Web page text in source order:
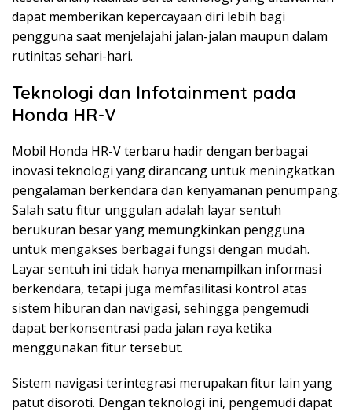
dapat memberikan kepercayaan diri lebih bagi
pengguna saat menjelajahi jalan-jalan maupun dalam
rutinitas sehari-hari.
Teknologi dan Infotainment pada
Honda HR-V
Mobil Honda HR-V terbaru hadir dengan berbagai
inovasi teknologi yang dirancang untuk meningkatkan
pengalaman berkendara dan kenyamanan penumpang.
Salah satu fitur unggulan adalah layar sentuh
berukuran besar yang memungkinkan pengguna
untuk mengakses berbagai fungsi dengan mudah.
Layar sentuh ini tidak hanya menampilkan informasi
berkendara, tetapi juga memfasilitasi kontrol atas
sistem hiburan dan navigasi, sehingga pengemudi
dapat berkonsentrasi pada jalan raya ketika
menggunakan fitur tersebut.
Sistem navigasi terintegrasi merupakan fitur lain yang
patut disoroti. Dengan teknologi ini, pengemudi dapat